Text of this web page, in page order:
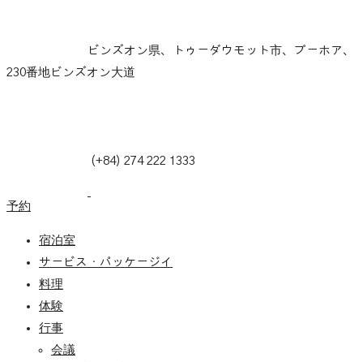
ビンズオン県、トゥーダウモット市、プーホア、
230番地ビンズオン大道
(+84) 274 222 1333
予約
宿泊室
サービス・パッケージイ
料理
体験
行事
会議